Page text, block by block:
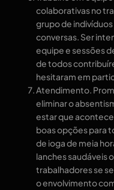
colaborativas no
grupo de
conversas. Ser
equipe e sessões
de todos
hesitaram em
Atendimento.
eliminar o
estar que
boas opções para
de ioga de meia
lanches saudáveis
trabalhadores se
o envolvimento